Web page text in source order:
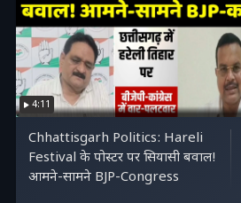
4:11
Chhattisgarh Politics: Hareli
Festival के पोस्टर पर सियासी बवाल!
आमने-सामने BJP-Congress